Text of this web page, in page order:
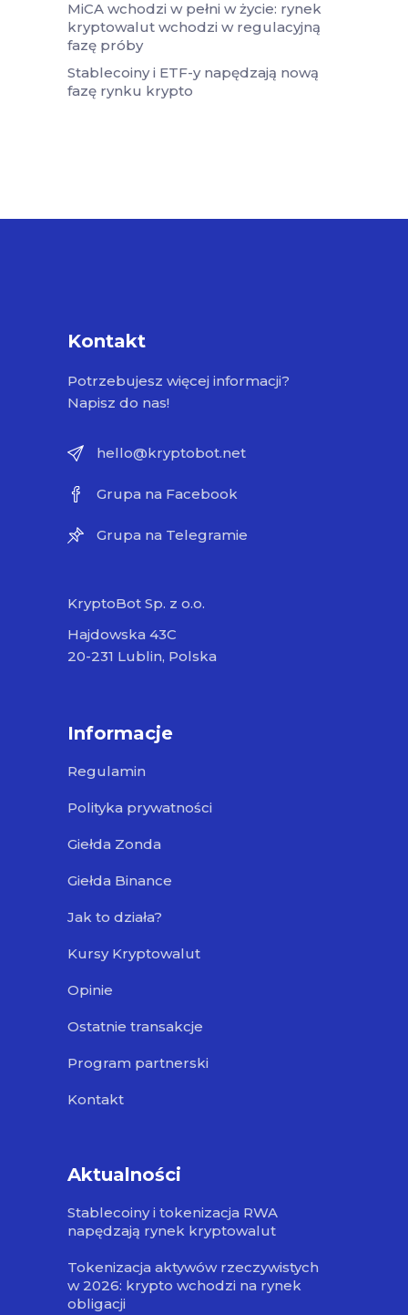
MiCA wchodzi w pełni w życie: rynek
kryptowalut wchodzi w regulacyjną
fazę próby
Stablecoiny i ETF-y napędzają nową
fazę rynku krypto
Kontakt
Potrzebujesz więcej informacji?
Napisz do nas!
hello@kryptobot.net
Grupa na Facebook
Grupa na Telegramie
KryptoBot Sp. z o.o.
Hajdowska 43C
20-231 Lublin, Polska
Informacje
Regulamin
Polityka prywatności
Giełda Zonda
Giełda Binance
Jak to działa?
Kursy Kryptowalut
Opinie
Ostatnie transakcje
Program partnerski
Kontakt
Aktualności
Stablecoiny i tokenizacja RWA
napędzają rynek kryptowalut
Tokenizacja aktywów rzeczywistych
w 2026: krypto wchodzi na rynek
obligacji